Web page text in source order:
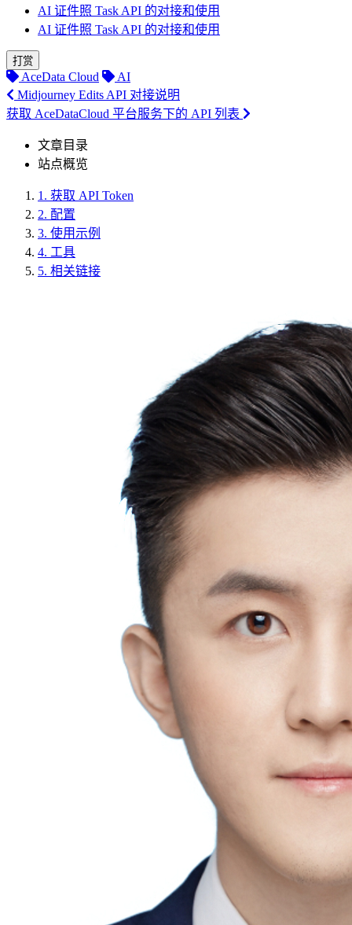
AI 证件照 Task API 的对接和使用
AI 证件照 Task API 的对接和使用
打赏
AceData Cloud
AI
Midjourney Edits API 对接说明
获取 AceDataCloud 平台服务下的 API 列表
文章目录
站点概览
1. 获取 API Token
2. 配置
3. 使用示例
4. 工具
5. 相关链接